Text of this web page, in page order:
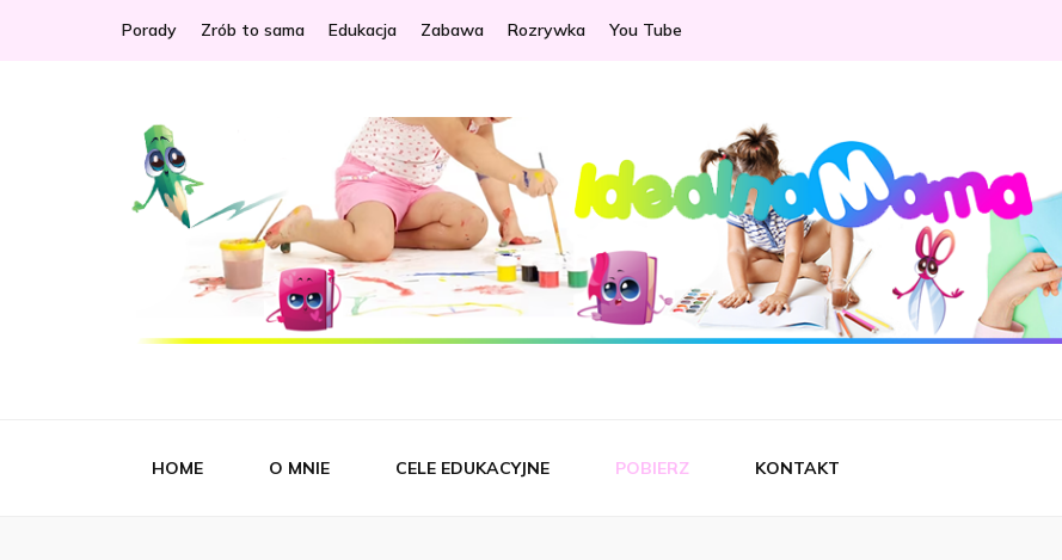
Porady Zrób to sama Edukacja Zabawa Rozrywka You Tube
HOME O MNIE CELE EDUKACYJNE POBIERZ KONTAKT